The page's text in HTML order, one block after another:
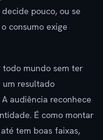
pouco, ou se
consumo exige
mundo sem ter
um resultado
audiência reconhece
É como montar
tem boas faixas,